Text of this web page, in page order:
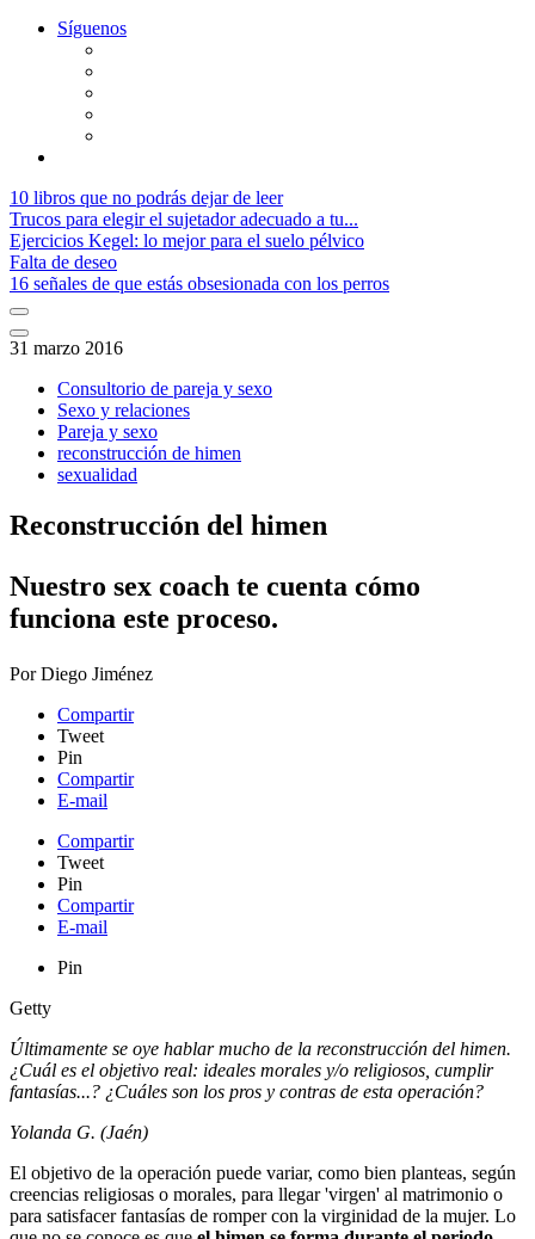
Síguenos
10 libros que no podrás dejar de leer
Trucos para elegir el sujetador adecuado a tu...
Ejercicios Kegel: lo mejor para el suelo pélvico
Falta de deseo
16 señales de que estás obsesionada con los perros
31 marzo 2016
Consultorio de pareja y sexo
Sexo y relaciones
Pareja y sexo
reconstrucción de himen
sexualidad
Reconstrucción del himen
Nuestro sex coach te cuenta cómo
funciona este proceso​.
PorDiego Jiménez
Compartir
Tweet
Pin
Compartir
E-mail
Compartir
Tweet
Pin
Compartir
E-mail
Pin
Getty
Últimamente se oye hablar mucho de la reconstrucción del himen.
¿Cuál es el objetivo real: ideales morales y/o religiosos, cumplir
fantasías...? ¿Cuáles son los pros y contras de esta operación?
Yolanda G. (Jaén)
El objetivo de la operación puede variar, como bien planteas, según
creencias religiosas o morales, para llegar 'virgen' al matrimonio o
para satisfacer fantasías de romper con la virginidad de la mujer. Lo